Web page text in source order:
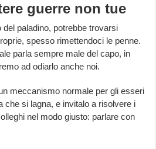
guerre non tue
paladino, potrebbe trovarsi
spesso rimettendoci le penne.
parla sempre male del capo, in
ad odiarlo anche noi.
meccanismo normale per gli esseri
che si lagna, e invitalo a risolvere i
nel modo giusto: parlare con